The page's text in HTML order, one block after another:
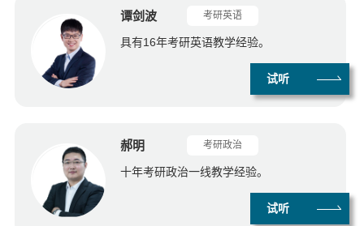
谭剑波 考研英语
具有16年考研英语教学经验。
试听
郝明 考研政治
十年考研政治一线教学经验。
试听